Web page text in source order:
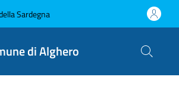
Sardegna
di Alghero